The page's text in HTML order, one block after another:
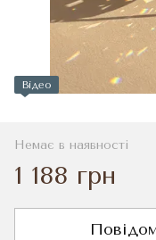
Відео
Немає в наявності
1 188 грн